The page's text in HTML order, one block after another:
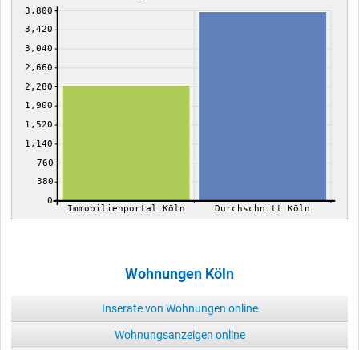
0
380
760
1,140
1,520
1,900
2,280
2,660
3,040
3,420
3,800
Immobilienportal Köln Durchschnitt Köln
Wohnungen Köln
Inserate von Wohnungen online
Wohnungsanzeigen online